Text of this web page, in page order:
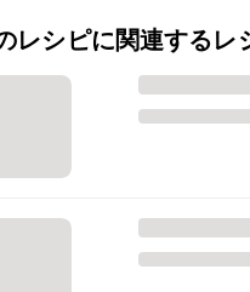
レシピに関連するレ